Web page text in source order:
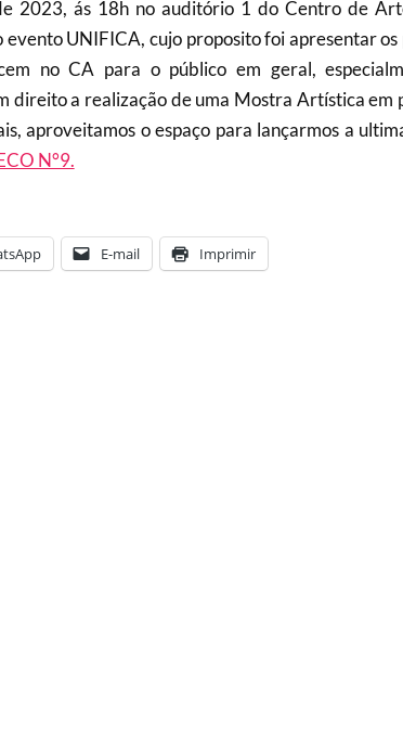
2023, ás 18h no auditório 1 do Centro de
evento UNIFICA, cujo proposito foi apresentar
no CA para o público em geral,
direito a realização de uma Mostra Artística em
aproveitamos o espaço para lançarmos a
N°9.
E-mail Imprimir